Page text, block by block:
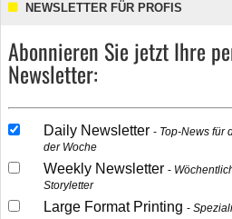
NEWSLETTER FÜR PROFIS
Abonnieren Sie jetzt Ihre
Newsletter:
Daily Newsletter
Top-News für
der Woche
Weekly Newsletter
Storyletter
Large Format Printing